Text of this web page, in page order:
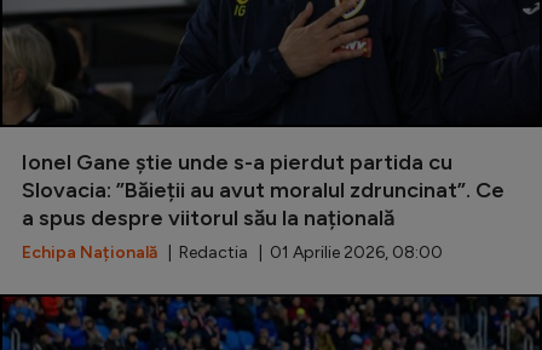
Ionel Gane știe unde s-a pierdut partida cu
Slovacia: ”Băieții au avut moralul zdruncinat”. Ce
a spus despre viitorul său la națională
Echipa Națională | Redactia | 01 Aprilie 2026, 08:00